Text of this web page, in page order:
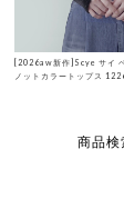
[2026aw新作]Scye サイ
ノットカラートップス
商品検